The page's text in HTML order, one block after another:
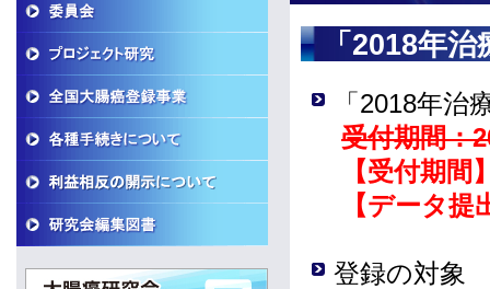
「2018年
「2018年
受付期間：
【受付期
【データ提
登録の対象